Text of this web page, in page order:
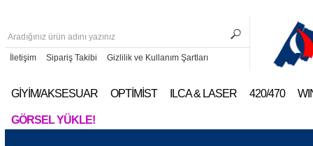
İletişim Sipariş Takibi Gizlilik ve Kullanım Şartları
GİYİM/AKSESUAR OPTİMİST ILCA & LASER 420/470
GÖRSEL YÜKLE!